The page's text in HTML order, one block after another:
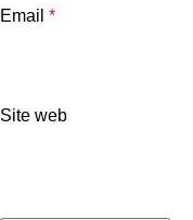
Email *
Site web